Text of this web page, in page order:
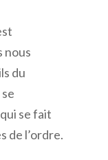
nous
du
se fait
de l’ordre.